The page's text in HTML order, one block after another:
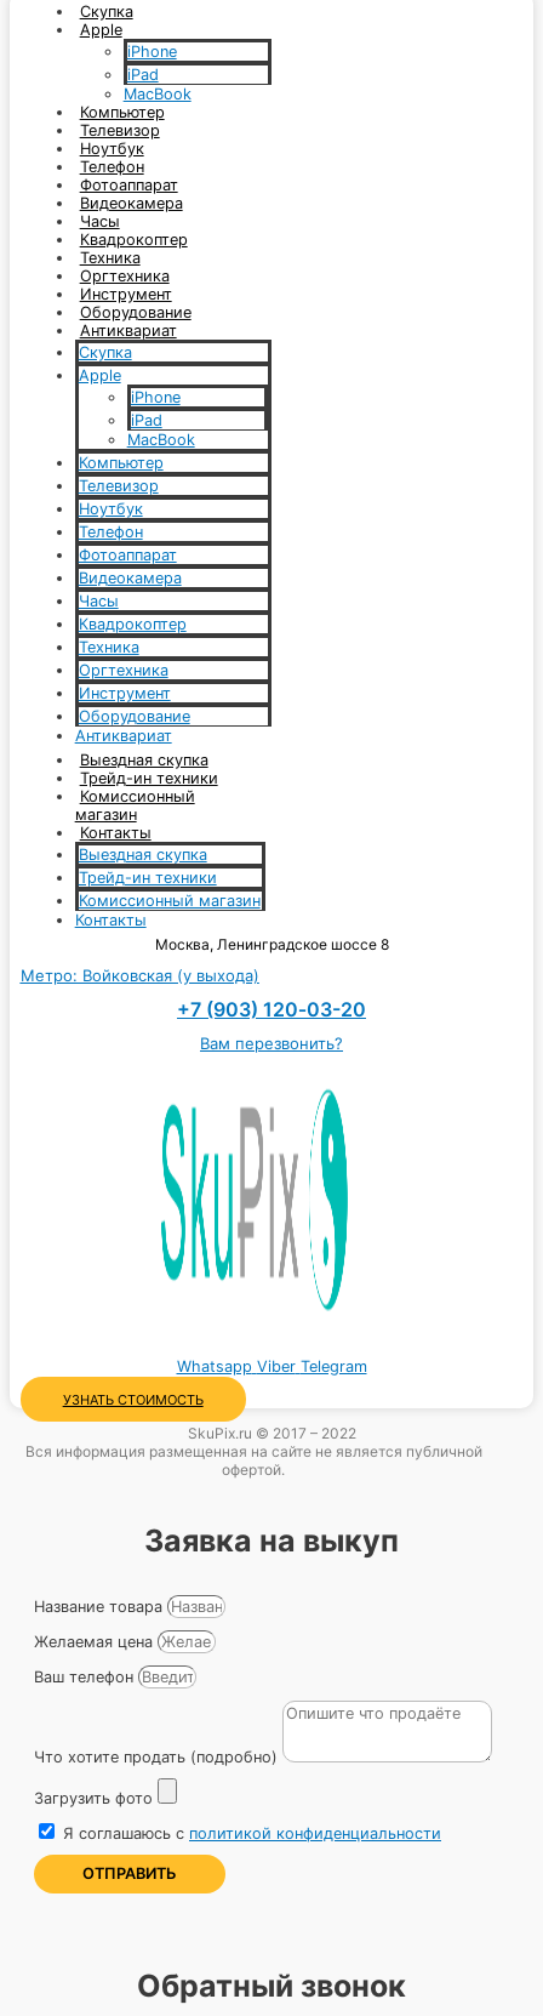
Скупка
Apple
iPhone
iPad
MacBook
Компьютер
Телевизор
Ноутбук
Телефон
Фотоаппарат
Видеокамера
Часы
Квадрокоптер
Техника
Оргтехника
Инструмент
Оборудование
Антиквариат
Скупка
Apple
iPhone
iPad
MacBook
Компьютер
Телевизор
Ноутбук
Телефон
Фотоаппарат
Видеокамера
Часы
Квадрокоптер
Техника
Оргтехника
Инструмент
Оборудование
Антиквариат
Выездная скупка
Трейд-ин техники
Комиссионный
магазин
Контакты
Выездная скупка
Трейд-ин техники
Комиссионный магазин
Контакты
Москва, Ленинградское шоссе 8
Метро: Войковская (у выхода)
+7 (903) 120‑03-20
Вам перезвонить?
Whatsapp Viber Telegram
УЗНАТЬ СТОИМОСТЬ
SkuPix.ru © 2017 – 2022
Вся информация размещенная на сайте не является публичной
офертой.
Заявка на выкуп
Название товара
Желаемая цена
Ваш телефон
Что хотите продать (подробно)
Загрузить фото
Я соглашаюсь с политикой конфиденциальности
ОТПРАВИТЬ
Обратный звонок